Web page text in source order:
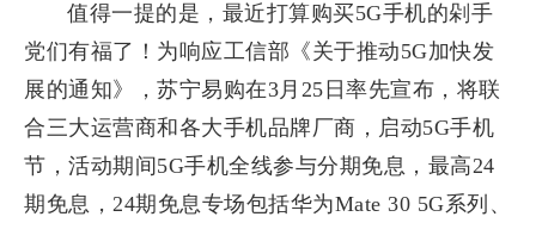
值得一提的是，最近打算购买5G手机的剁手
党们有福了！为响应工信部《关于推动5G加快发
展的通知》，苏宁易购在3月25日率先宣布，将联
合三大运营商和各大手机品牌厂商，启动5G手机
节，活动期间5G手机全线参与分期免息，最高24
期免息，24期免息专场包括华为Mate 30 5G系列、